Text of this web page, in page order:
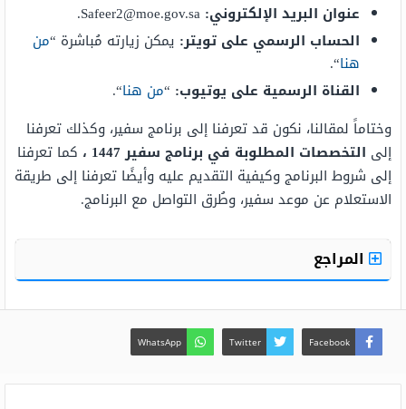
عنوان البريد الإلكتروني: Safeer2@moe.gov.sa
.
الحساب الرسمي على تويتر: يمكن زيارته مُباشرة “من
هنا“.
القناة الرسمية على يوتيوب: “من هنا“.
وختاماً لمقالنا، نكون قد تعرفنا إلى برنامج سفير، وكذلك تعرفنا
إلى التخصصات المطلوبة في برنامج سفير 1447 ،
كما تعرفنا
إلى شروط البرنامج وكيفية التقديم عليه وأيضًا تعرفنا إلى طريقة
الاستعلام عن موعد سفير، وطُرق التواصل مع البرنامج.
المراجع
Facebook
Twitter
WhatsApp